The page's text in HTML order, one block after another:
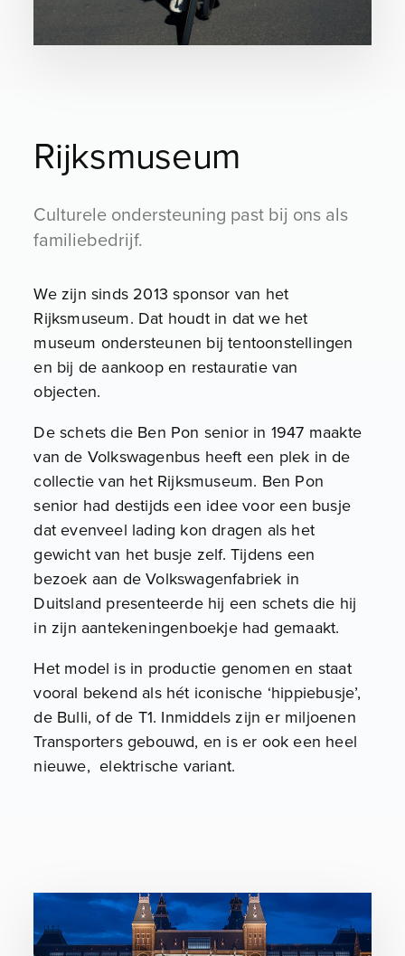
Rijksmuseum
Culturele ondersteuning past bij ons als
familiebedrijf.
We zijn sinds 2013 sponsor van het
Rijksmuseum. Dat houdt in dat we het
museum ondersteunen bij tentoonstellingen
en bij de aankoop en restauratie van
objecten.
De schets die Ben Pon senior in 1947 maakte
van de Volkswagenbus heeft een plek in de
collectie van het Rijksmuseum. Ben Pon
senior had destijds een idee voor een busje
dat evenveel lading kon dragen als het
gewicht van het busje zelf. Tijdens een
bezoek aan de Volkswagenfabriek in
Duitsland presenteerde hij een schets die hij
in zijn aantekeningenboekje had gemaakt.
Het model is in productie genomen en staat
vooral bekend als hét iconische ‘hippiebusje’,
de Bulli, of de T1. Inmiddels zijn er miljoenen
Transporters gebouwd, en is er ook een heel
nieuwe, elektrische variant.